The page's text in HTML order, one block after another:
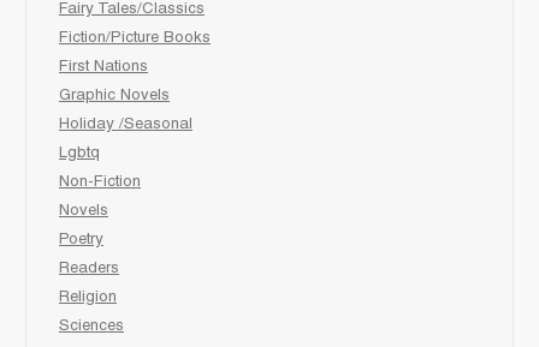
Fairy Tales/Classics
Fiction/Picture Books
First Nations
Graphic Novels
Holiday /Seasonal
Lgbtq
Non-Fiction
Novels
Poetry
Readers
Religion
Sciences